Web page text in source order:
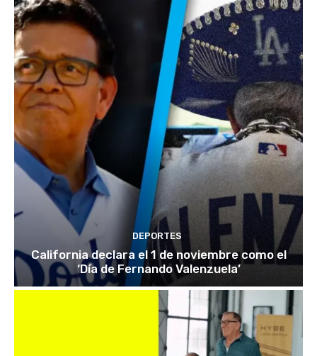
DEPORTES
California declara el 1 de noviembre como el
‘Día de Fernando Valenzuela’